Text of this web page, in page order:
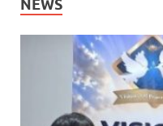
NEWS